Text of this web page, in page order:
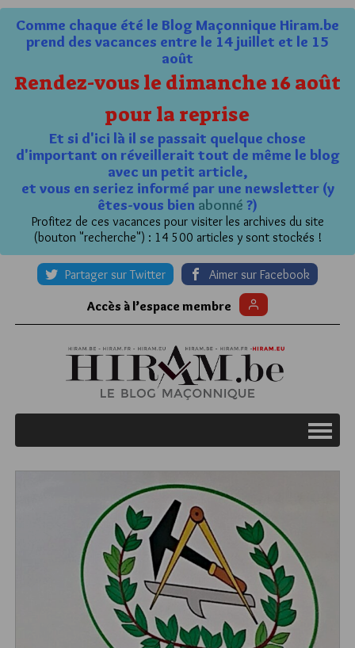
Comme chaque été le Blog Maçonnique Hiram.be
prend des vacances entre le 14 juillet et le 15
août
Rendez-vous le dimanche 16 août
pour la reprise
Et si d'ici là il se passait quelque chose
d'important on réveillerait tout de même le blog
avec un petit article,
et vous en seriez informé par une newsletter (y
êtes-vous bien abonné ?)
Profitez de ces vacances pour visiter les archives du site
(bouton "recherche") : 14 500 articles y sont stockés !
Partager sur Twitter Aimer sur Facebook
Accès à l’espace membre